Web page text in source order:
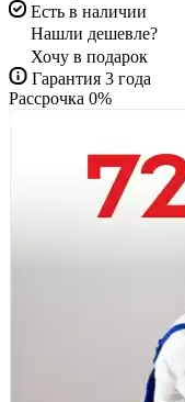
Есть в наличии
Нашли дешевле?
Хочу в подарок
Гарантия 3 года
Рассрочка 0%